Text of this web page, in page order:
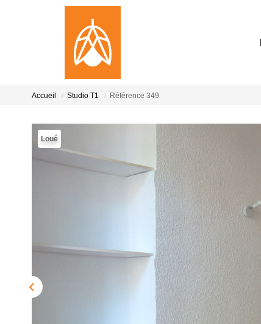
Accueil Studio T1 Référence 349
Loué